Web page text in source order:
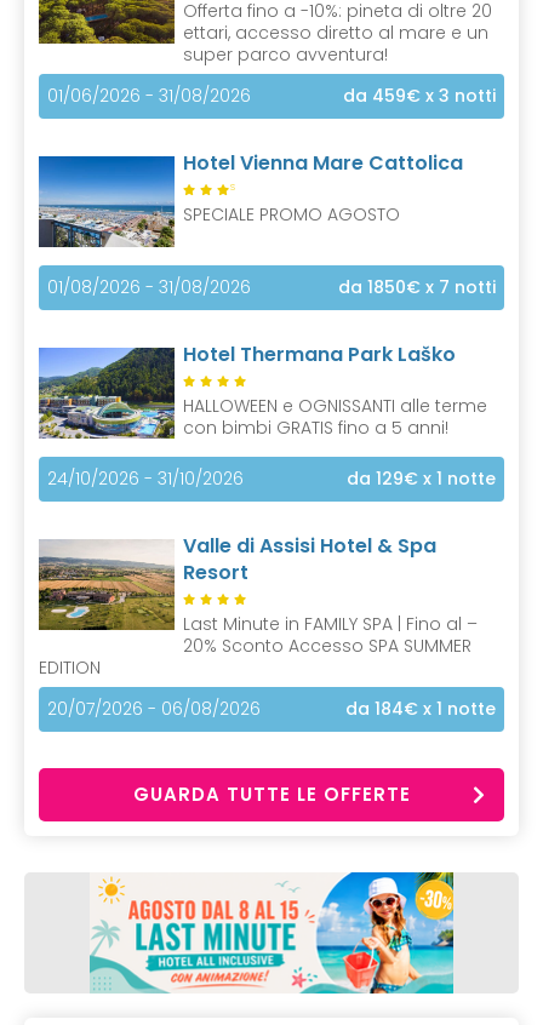
Offerta fino a -10%: pineta di oltre 20
ettari, accesso diretto al mare e un
super parco avventura!
01/06/2026 - 31/08/2026
da 459€ x 3 notti
Hotel Vienna Mare Cattolica
S
SPECIALE PROMO AGOSTO
01/08/2026 - 31/08/2026 da 1850€ x 7 notti
Hotel Thermana Park Laško
HALLOWEEN e OGNISSANTI alle terme
con bimbi GRATIS fino a 5 anni!
24/10/2026 - 31/10/2026 da 129€ x 1 notte
Valle di Assisi Hotel & Spa
Resort
Last Minute in FAMILY SPA | Fino al –
20% Sconto Accesso SPA SUMMER
EDITION
20/07/2026 - 06/08/2026
da 184€ x 1 notte
GUARDA TUTTE LE OFFERTE